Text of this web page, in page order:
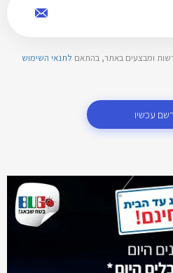
ומבצעים באתר, בהתאם לתנאי השימוש
עכשיו